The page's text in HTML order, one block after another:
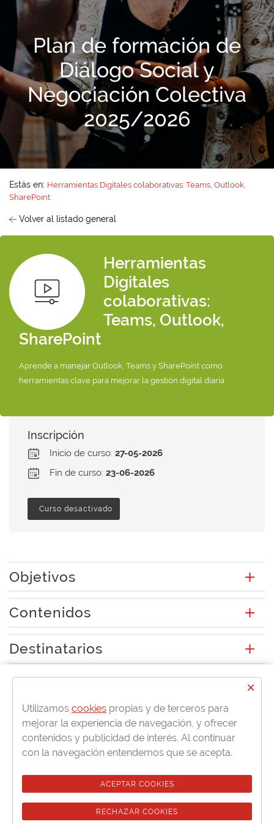
Plan de formación de
Diálogo Social y
Negociación Colectiva
2025/2026
Estás en: Herramientas Digitales colaborativas: Teams, Outlook,
SharePoint
Volver al listado general
Herramientas
Digitales
colaborativas:
Teams, Outlook,
SharePoint
Aprende a manejar Outlook, Teams y SharePoint como
herramientas clave para mejorar la gestión digital diaria
Inscripción
Inicio de curso: 27-05-2026
Fin de curso: 23-06-2026
Curso desactivado
Objetivos
Contenidos
Destinatarios
Titulación
Más información en:
G12 Grupo Empresarial de Servicios S.L.
×
Utilizamos cookies propias y de terceros para
mejorar la experiencia de navegación, y ofrecer
contenidos y publicidad de interés. Al continuar
con la navegación entendemos que se acepta.
ACEPTAR COOKIES
RECHAZAR COOKIES